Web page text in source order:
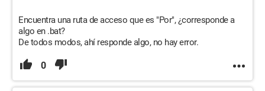
Encuentra una ruta de acceso que es "Por", ¿corresponde a
algo en .bat?
De todos modos, ahí responde algo, no hay error.
0